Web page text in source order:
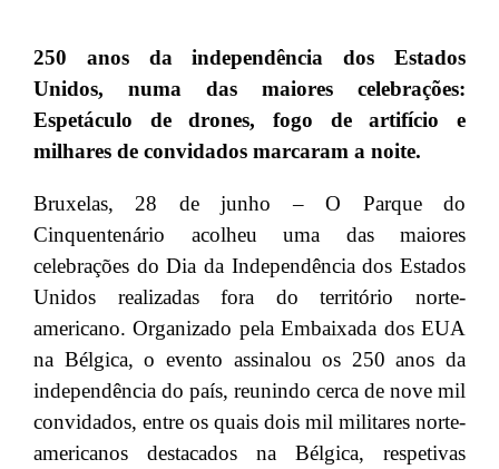
250 anos da independência dos Estados
Unidos, numa das maiores celebrações:
Espetáculo de drones, fogo de artifício e
milhares de convidados marcaram a noite.
Bruxelas, 28 de junho – O Parque do
Cinquentenário acolheu uma das maiores
celebrações do Dia da Independência dos Estados
Unidos realizadas fora do território norte-
americano. Organizado pela Embaixada dos EUA
na Bélgica, o evento assinalou os 250 anos da
independência do país, reunindo cerca de nove mil
convidados, entre os quais dois mil militares norte-
americanos destacados na Bélgica, respetivas